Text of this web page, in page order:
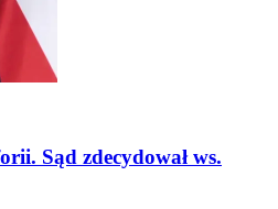
Sąd zdecydował ws.